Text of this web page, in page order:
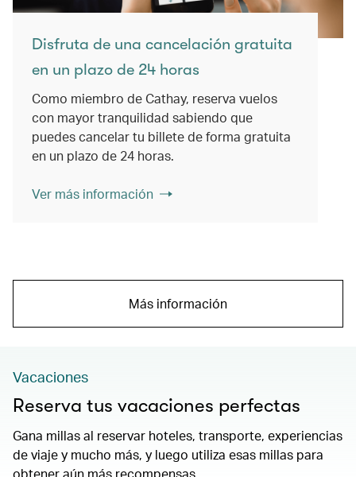
Disfruta de una cancelación gratuita
en un plazo de 24 horas
Como miembro de Cathay, reserva vuelos
con mayor tranquilidad sabiendo que
puedes cancelar tu billete de forma gratuita
en un plazo de 24 horas.
Ver más información
Más información
Vacaciones
Reserva tus vacaciones perfectas
Gana millas al reservar hoteles, transporte, experiencias
de viaje y mucho más, y luego utiliza esas millas para
obtener aún más recompensas.